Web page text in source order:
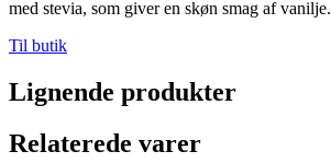
med stevia, som giver en skøn smag af vanilje.
Til butik
Lignende produkter
Relaterede varer